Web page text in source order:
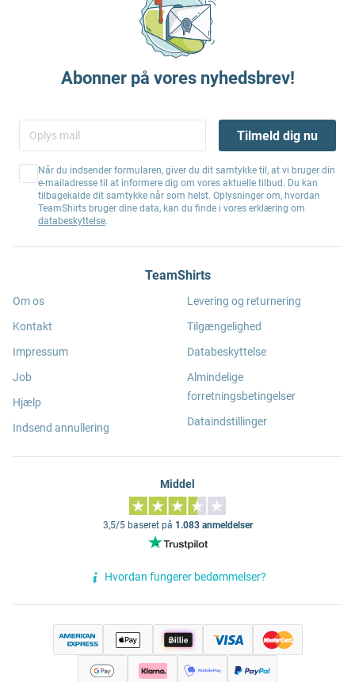
Abonner på vores nyhedsbrev!
Tilmeld dig nu
Når du indsender formularen, giver du dit samtykke til, at vi bruger din
e-mailadresse til at informere dig om vores aktuelle tilbud. Du kan
tilbagekalde dit samtykke når som helst. Oplysninger om, hvordan
TeamShirts bruger dine data, kan du finde i vores erklæring om
databeskyttelse.
TeamShirts
Om os
Kontakt
Impressum
Job
Hjælp
Indsend annullering
Levering og returnering
Tilgængelighed
Databeskyttelse
Almindelige
forretningsbetingelser
Dataindstillinger
Middel
3,5/5 baseret på 1.083 anmeldelser
Hvordan fungerer bedømmelser?